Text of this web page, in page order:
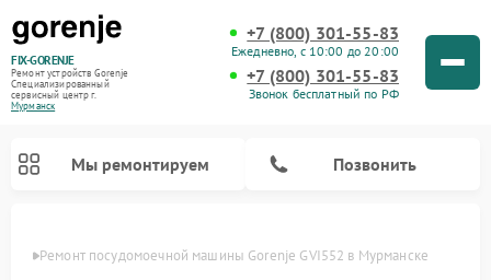
FIX-GORENJE
Ремонт устройств Gorenje
Специализированный
cервисный центр г.
Мурманск
+7 (800) 301-55-83
Ежедневно, с 10:00 до 20:00
+7 (800) 301-55-83
Звонок бесплатный по РФ
Мы ремонтируем Позвонить
Ремонт посудомоечной машины Gorenje GVI552 в Мурманске